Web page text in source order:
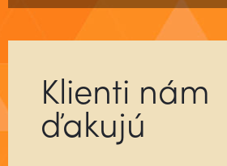
Klienti nám
ďakujú